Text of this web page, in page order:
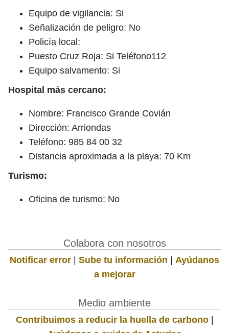
Equipo de vigilancia: Si
Señalización de peligro: No
Policía local:
Puesto Cruz Roja: Si Teléfono112
Equipo salvamento: Si
Hospital más cercano:
Nombre: Francisco Grande Covián
Dirección: Arriondas
Teléfono: 985 84 00 32
Distancia aproximada a la playa: 70 Km
Turismo:
Oficina de turismo: No
Colabora con nosotros
Notificar error | Sube tu información | Ayúdanos
a mejorar
Medio ambiente
Contribuimos a reducir la huella de carbono|